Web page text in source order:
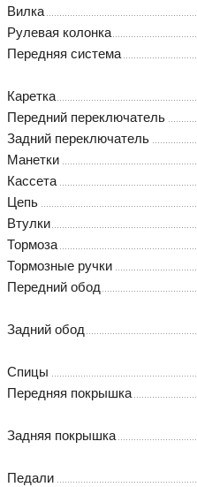
Вилка
Рулевая колонка
Передняя система
Каретка
Передний переключатель
Задний переключатель
Манетки
Кассета
Цепь
Втулки
Тормоза
Тормозные ручки
Передний обод
Задний обод
Спицы
Передняя покрышка
Задняя покрышка
Педали